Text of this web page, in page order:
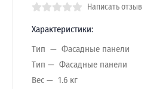
Написать отзыв
Характеристики:
Тип
Фасадные панели
Тип
Фасадные панели
Вес
1.6 кг